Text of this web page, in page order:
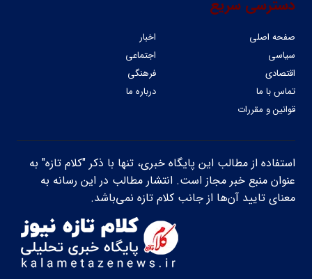
دسترسی سریع
صفحه اصلی
اخبار
سیاسی
اجتماعی
اقتصادی
فرهنگی
تماس با ما
درباره ما
قوانین و مقررات
استفاده از مطالب این پایگاه خبری، تنها با ذکر "کلام تازه" به
عنوان منبع خبر مجاز است. انتشار مطالب در این رسانه به
معنای تایید آن‌ها از جانب کلام تازه نمی‌باشد.